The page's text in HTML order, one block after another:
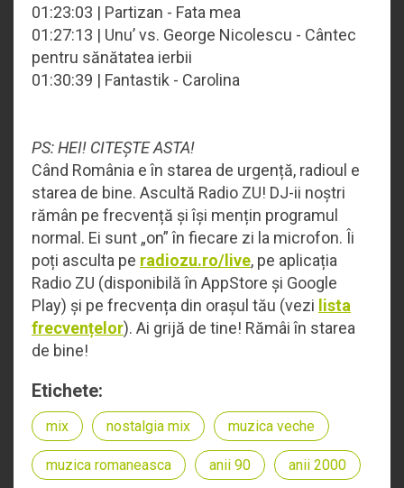
01:23:03 | Partizan - Fata mea
01:27:13 | Unu’ vs. George Nicolescu - Cântec
pentru sănătatea ierbii
01:30:39 | Fantastik - Carolina
PS: HEI! CITEȘTE ASTA!
Când România e în starea de urgență, radioul e
starea de bine. Ascultă Radio ZU! DJ-ii noștri
rămân pe frecvență și își mențin programul
normal. Ei sunt „on” în fiecare zi la microfon. Îi
poți asculta pe radiozu.ro/live, pe aplicația
Radio ZU (disponibilă în AppStore și Google
Play) și pe frecvența din orașul tău (vezi lista
frecvențelor). Ai grijă de tine! Rămâi în starea
de bine!
Etichete:
mix nostalgia mix muzica veche
muzica romaneasca anii 90 anii 2000